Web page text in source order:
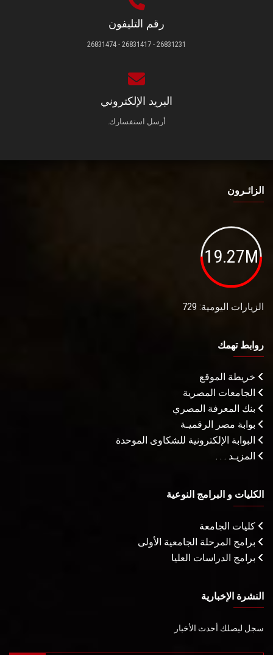
رقم التليفون
26831231 - 26831417 - 26831474
البريد الإلكتروني
أرسل استفسارك.
الزائـرون
19.27M
الزيارات اليومية: 729
روابط تهمك
خريطة الموقع
الجامعات المصرية
بنك المعرفة المصري
بوابة مصر الرقميـة
البوابة الإلكترونية للشكاوى الموحدة
المزيـد . . .
الكليات و البرامج النوعية
كليات الجامعة
برامج المرحلة الجامعية الأولى
برامج الدراسات العليا
النشرة الإخبارية
سجل ليصلك أحدث الأخبار